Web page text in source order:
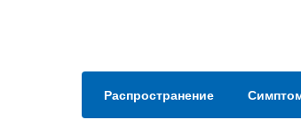
Распространение